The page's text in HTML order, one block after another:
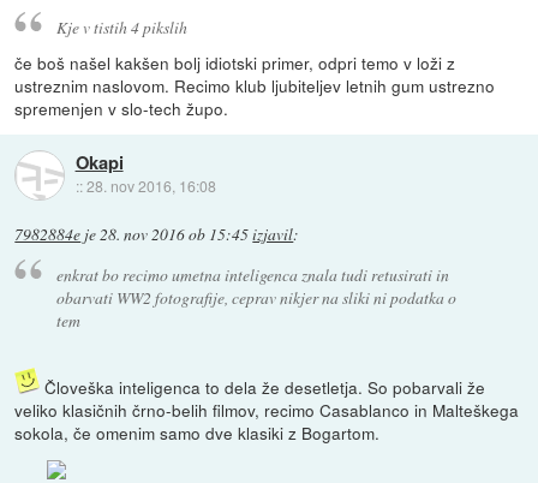
Kje v tistih 4 pikslih
če boš našel kakšen bolj idiotski primer, odpri temo v loži z
ustreznim naslovom. Recimo klub ljubiteljev letnih gum ustrezno
spremenjen v slo-tech župo.
Okapi
::28. nov 2016, 16:08
7982884e je28. nov 2016 ob 15:45izjavil:
enkrat bo recimo umetna inteligenca znala tudi retusirati in
obarvati WW2 fotografije, ceprav nikjer na sliki ni podatka o
tem
Človeška inteligenca to dela že desetletja. So pobarvali že
veliko klasičnih črno-belih filmov, recimo Casablanco in Malteškega
sokola, če omenim samo dve klasiki z Bogartom.